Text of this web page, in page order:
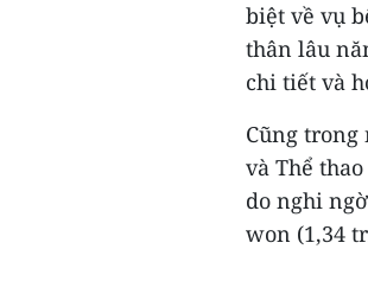
biệt về vụ
thân lâu
chi tiết và
Cũng trong
và Thể
do nghi
won (1,34